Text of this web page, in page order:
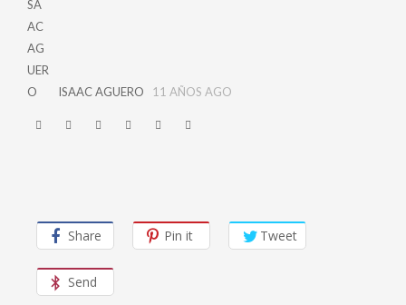
ISAAC AGUERO 11 AÑOS AGO
Share Pin it Tweet
Send